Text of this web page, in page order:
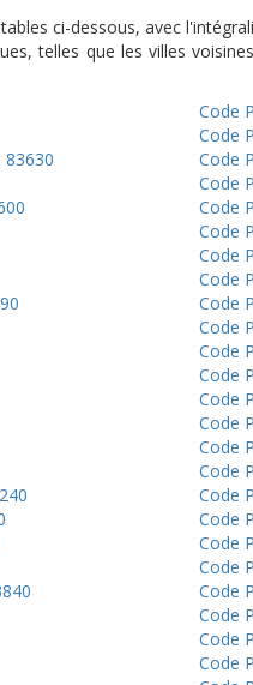
ci-dessous, avec
telles que les villes
Code
Code
83630
Code
Code
Code
Code
Code
Code
Code
Code
Code
Code
Code
Code
Code
Code
Code
Code
Code
Code
Code
Code
Code
Code